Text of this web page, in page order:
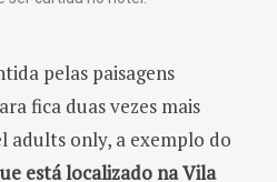
pelas paisagens
fica duas vezes mais
adults only, a exemplo do
está localizado na Vila